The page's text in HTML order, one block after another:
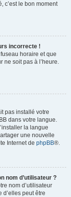
c’est le bon moment
incorrecte !
horaire et que
ne soit pas à l’heure.
pas installé votre
dans votre langue.
la langue
une nouvelle
Internet de phpBB®.
nom d’utilisateur ?
nom d’utilisateur
d’elles peut être